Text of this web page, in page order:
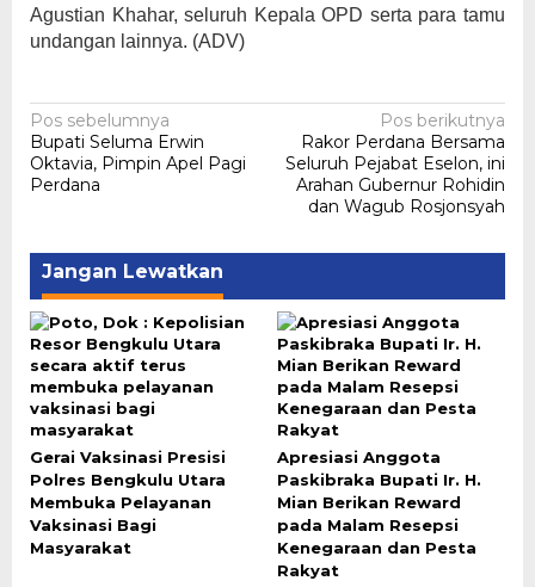
Agustian Khahar, seluruh Kepala OPD serta para tamu
undangan lainnya. (ADV)
Navigasi
pos
Pos sebelumnya
Bupati Seluma Erwin
Oktavia, Pimpin Apel Pagi
Perdana
Pos berikutnya
Rakor Perdana Bersama
Seluruh Pejabat Eselon, ini
Arahan Gubernur Rohidin
dan Wagub Rosjonsyah
Jangan Lewatkan
Gerai Vaksinasi Presisi
Polres Bengkulu Utara
Membuka Pelayanan
Vaksinasi Bagi
Masyarakat
Apresiasi Anggota
Paskibraka Bupati Ir. H.
Mian Berikan Reward
pada Malam Resepsi
Kenegaraan dan Pesta
Rakyat